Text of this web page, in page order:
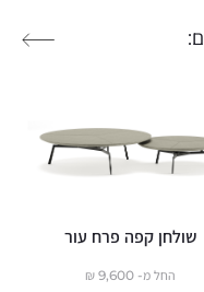
שולחן קפה פרח עור
החל מ- 9,600
₪